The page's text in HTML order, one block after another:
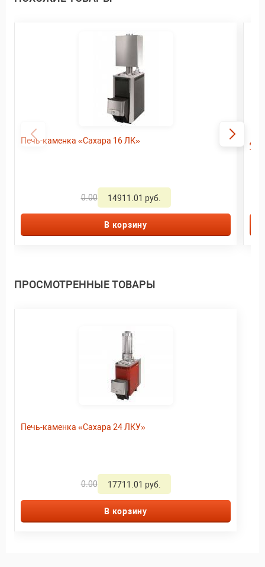
Печь-каменка «Сахара 16 ЛК»
0.00 14911.01 руб.
В корзину
ПРОСМОТРЕННЫЕ ТОВАРЫ
Печь-каменка «Сахара 24 ЛКУ»
0.00 17711.01 руб.
В корзину